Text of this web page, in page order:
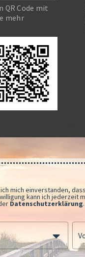
QR Code mit
mehr
mich einverstanden,
kann ich jederzeit
Datenschutzerklärung.